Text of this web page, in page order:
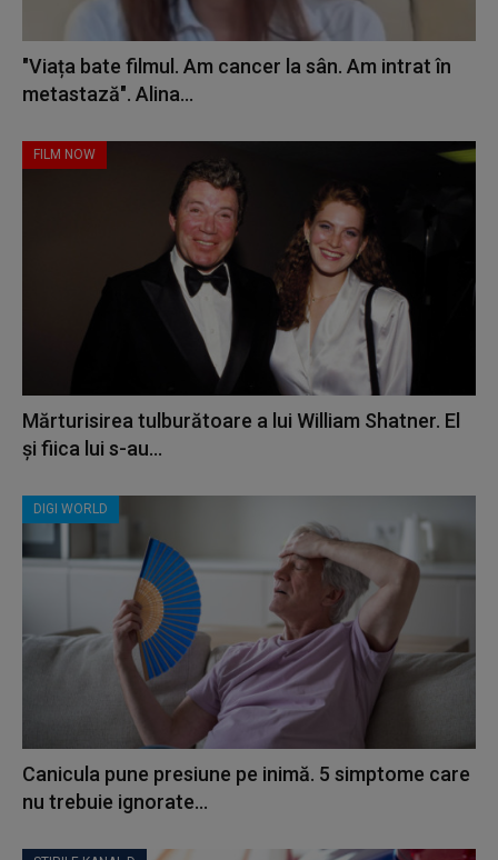
"Viața bate filmul. Am cancer la sân. Am intrat în
metastază". Alina...
FILM NOW
Mărturisirea tulburătoare a lui William Shatner. El
și fiica lui s-au...
DIGI WORLD
Canicula pune presiune pe inimă. 5 simptome care
nu trebuie ignorate...